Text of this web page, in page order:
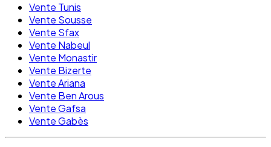
Vente Tunis
Vente Sousse
Vente Sfax
Vente Nabeul
Vente Monastir
Vente Bizerte
Vente Ariana
Vente Ben Arous
Vente Gafsa
Vente Gabès